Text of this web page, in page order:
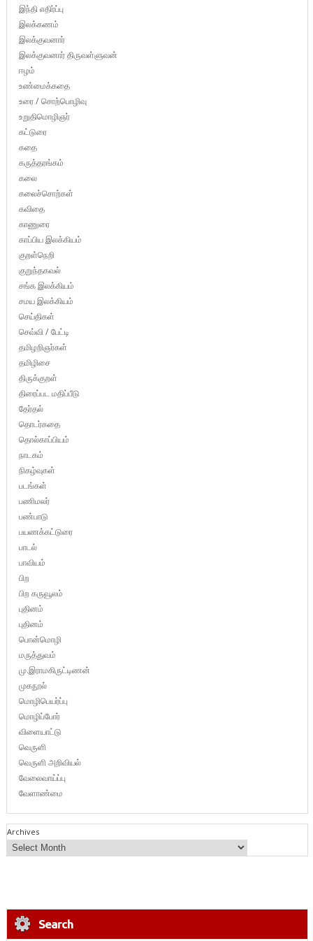
இந்தி எதிர்ப்பு
இலக்கணம்
இலக்குவனார்
இலக்குவனார் திருவள்ளுவன்
ஈழம்
உண்மைக்கதை
உரை / சொற்பொழிவு
உறுதிமொழிஞர்
கட்டுரை
கதை
கருத்தரங்கம்
கலை
கலைச்சொற்கள்
கவிதை
காணுரை
காப்பிய இலக்கியம்
குறள்நெறி
குறுந்தகவல்
சங்க இலக்கியம்
சமய இலக்கியம்
செய்திகள்
செவ்வி / பேட்டி
தமிழறிஞர்கள்
தமிழிசை
திருக்குறள்
திரைப்பட மதிப்பீடு
தேர்தல்
தொடர்கதை
தொல்காப்பியம்
நாடகம்
நிகழ்வுகள்
படங்கள்
பணிமலர்
பண்பாடு
பயணக்கட்டுரை
பாடல்
பாவியம்
பிற
பிற கருவூலம்
புதினம்
புதினம்
பொன்மொழி
மருத்துவம்
மு.இராமகிருட்டிணன்
முகநூல்
மொழிபெயர்ப்பு
மொழிப்போர்
விளையாட்டு
வெருளி
வெருளி அறிவியல்
வேலைவாய்ப்பு
வேளாண்மை
Archives
Search